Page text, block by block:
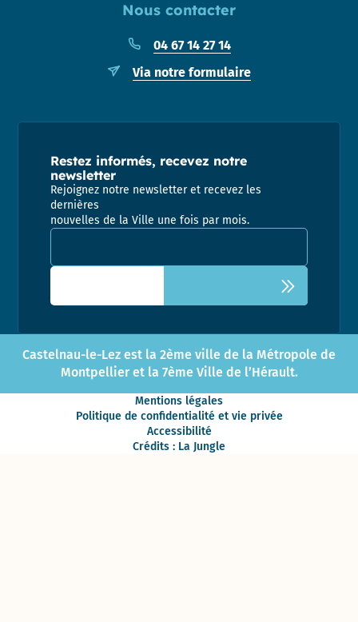
Nous contacter
04 67 14 27 14
Via notre formulaire
Restez informés, recevez notre
newsletter
Rejoignez notre newsletter et recevez les
dernières
nouvelles de la Ville une fois par mois.
Adresse email pour la newsletter
Castelnau-le-Lez est la 2ème ville de la Métropole de
Montpellier et la 7ème Ville de l’Hérault.
Mentions légales
Politique de confidentialité et vie privée
Accessibilité
Crédits : La Jungle